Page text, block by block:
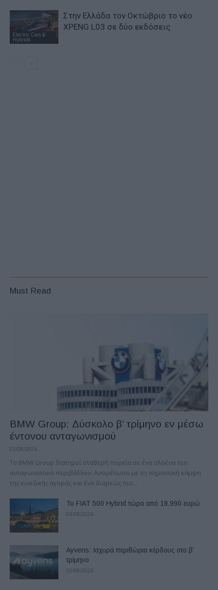
Electric Cars &
Hybrids
Στην Ελλάδα τον Οκτώβριο το νέο
XPENG L03 σε δύο εκδόσεις
Must Read
BMW Group: Δύσκολο β’ τρίμηνο εν μέσω
έντονου ανταγωνισμού
03/08/2026
Το BMW Group διατηρεί σταθερή πορεία σε ένα ολοένα πιο
ανταγωνιστικό περιβάλλον: Αντιμέτωπο με τη σημαντική κάμψη
της κινεζικής αγοράς και ένα διαρκώς πιο...
Το FIAT 500 Hybrid τώρα από 18.990 ευρώ
04/08/2026
Ayvens: Iσχυρά περιθώρια κέρδους στο β’
τρίμηνο
03/08/2026